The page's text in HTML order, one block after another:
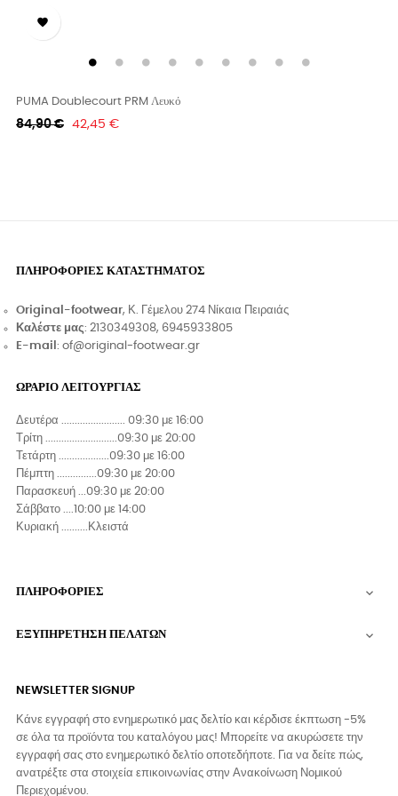

PUMA Doublecourt PRM Λευκό
Κανονική
84,90 € Τιμή
42,45 €
ΠΛΗΡΟΦΟΡΊΕΣ ΚΑΤΑΣΤΉΜΑΤΟΣ
Original-footwear, Κ. Γέμελου 274 Νίκαια Πειραιάς
Καλέστε μας: 2130349308, 6945933805
E-mail : of@original-footwear.gr
ΩΡΑΡΙΟ ΛΕΙΤΟΥΡΓΙΑΣ
Δευτέρα ........................ 09:30 με 16:00
Τρίτη ...........................09:30 με 20:00
Τετάρτη ...................09:30 με 16:00
Πέμπτη ...............09:30 με 20:00
Παρασκευή ...09:30 με 20:00
Σάββατο ....10:00 με 14:00
Κυριακή ..........Κλειστά
ΠΛΗΡΟΦΟΡΙΕΣ 
ΕΞΥΠΗΡΕΤΗΣΗ ΠΕΛΑΤΩΝ 
NEWSLETTER SIGNUP
Κάνε εγγραφή στο ενημερωτικό μας δελτίο και κέρδισε έκπτωση -5%
σε όλα τα προϊόντα του καταλόγου μας! Μπορείτε να ακυρώσετε την
εγγραφή σας στο ενημερωτικό δελτίο οποτεδήποτε. Για να δείτε πώς,
ανατρέξτε στα στοιχεία επικοινωνίας στην Ανακοίνωση Νομικού
Περιεχομένου.